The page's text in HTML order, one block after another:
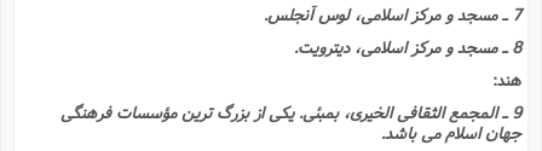
7 ـ مسجد و مرکز اسلامى، لوس آنجلس.
8 ـ مسجد و مرکز اسلامى، دیترویت.
هند:
9 ـ المجمع الثقافى الخیرى، بمبئى. یکى از بزرگ ترین مؤسسات فرهنگى
جهان اسلام مى باشد.